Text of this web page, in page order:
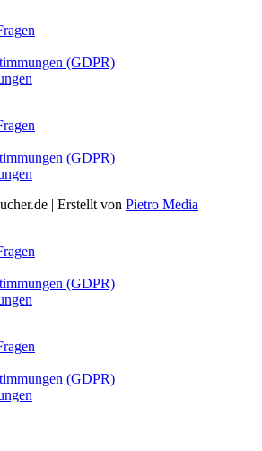
(GDPR)
(GDPR)
| Erstellt von Pietro Media
(GDPR)
(GDPR)